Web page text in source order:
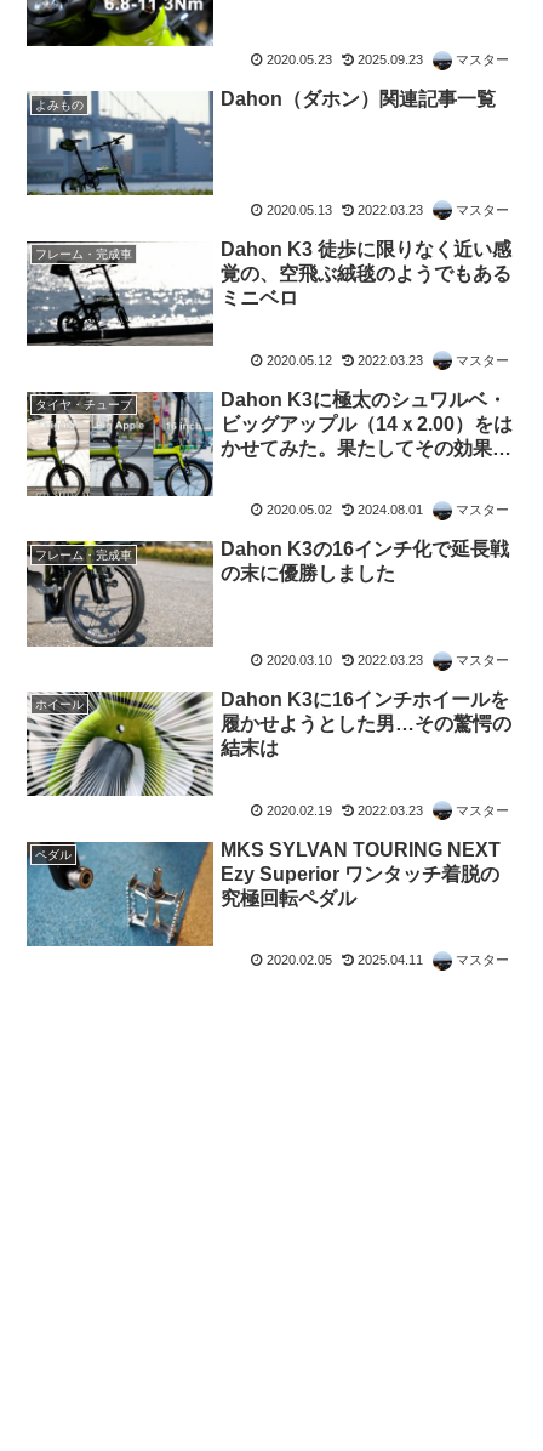
2020.05.23 2025.09.23 マスター
よみもの Dahon（ダホン）関連記事一覧
2020.05.13 2022.03.23 マスター
フレーム・完成車
Dahon K3 徒歩に限りなく近い感
覚の、空飛ぶ絨毯のようでもある
ミニベロ
2020.05.12 2022.03.23 マスター
タイヤ・チューブ
Dahon K3に極太のシュワルベ・
ビッグアップル（14ｘ2.00）をは
かせてみた。果たしてその効果
2020.05.02 2024.08.01 マスター
フレーム・完成車
Dahon K3の16インチ化で延長戦
の末に優勝しました
2020.03.10 2022.03.23 マスター
ホイール
Dahon K3に16インチホイールを
履かせようとした男…その驚愕の
結末は
2020.02.19 2022.03.23 マスター
ペダル
MKS SYLVAN TOURING NEXT
Ezy Superior ワンタッチ着脱の
究極回転ペダル
2020.02.05 2025.04.11 マスター